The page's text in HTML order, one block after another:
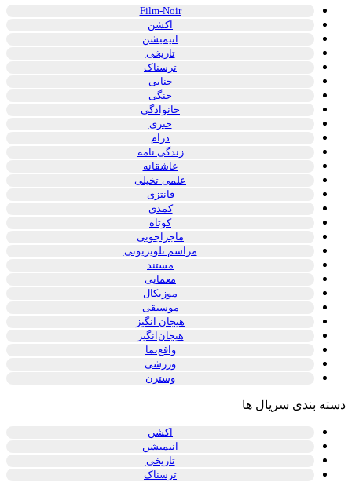
Film-Noir
اکشن
انیمیشن
تاریخی
ترسناک
جنایی
جنگی
خانوادگی
خبری
درام
زندگی نامه
عاشقانه
علمی-تخیلی
فانتزی
کمدی
کوتاه
ماجراجویی
مراسم تلویزیونی
مستند
معمایی
موزیکال
موسیقی
هیجان انگیز
هیجان‌انگیز
واقع‌نما
ورزشی
وسترن
دسته بندی سریال ها
اکشن
انیمیشن
تاریخی
ترسناک